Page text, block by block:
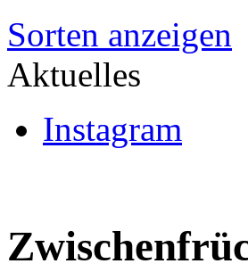
Sorten anzeigen
Aktuelles
Instagram